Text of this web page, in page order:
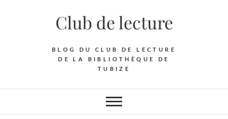
Club de lecture
BLOG DU CLUB DE LECTURE
DE LA BIBLIOTHÈQUE DE
TUBIZE